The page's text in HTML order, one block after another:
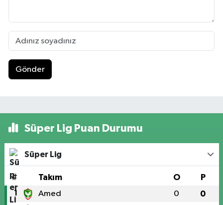
Gönder
Süper Lig Puan Durumu
Süper Lig
# Takım O P
1 Amed 0 0